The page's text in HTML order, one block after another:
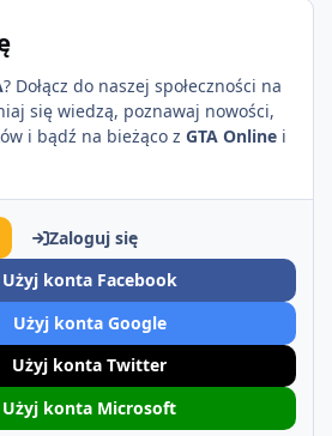
? Dołącz do naszej społeczności na
się wiedzą, poznawaj nowości,
i bądź na bieżąco z GTA Online i
Zaloguj się
Użyj konta Facebook
Użyj konta Google
Użyj konta Twitter
Użyj konta Microsoft